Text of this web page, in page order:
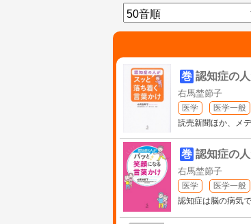
巻 認知症の
右馬埜節子
医学
医学一般
読売新聞ほか、メ
巻 認知症の
右馬埜節子
医学
医学一般
認知症は脳の病気